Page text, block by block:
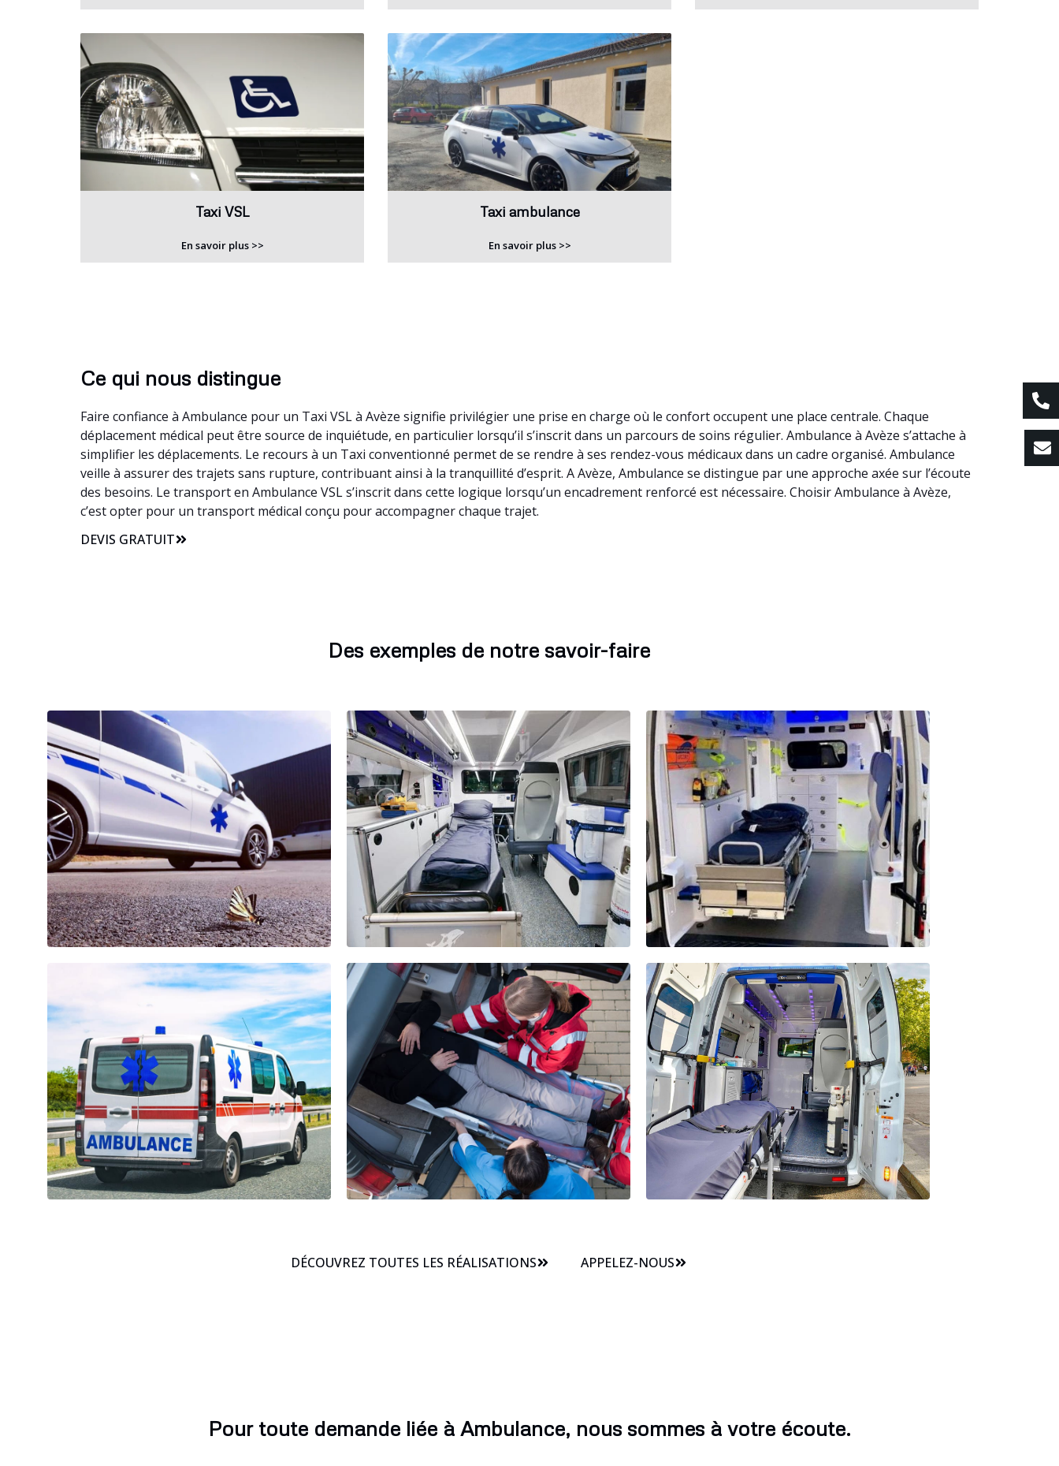
Taxi VSL
En savoir plus >>
Taxi ambulance
En savoir plus >>
Ce qui nous distingue
Faire confiance à Ambulance pour un Taxi VSL à Avèze signifie privilégier une prise en charge où le confort occupent une place centrale. Chaque
déplacement médical peut être source de inquiétude, en particulier lorsqu’il s’inscrit dans un parcours de soins régulier. Ambulance à Avèze s’attache à
simplifier les déplacements. Le recours à un Taxi conventionné permet de se rendre à ses rendez-vous médicaux dans un cadre organisé. Ambulance
veille à assurer des trajets sans rupture, contribuant ainsi à la tranquillité d’esprit. A Avèze, Ambulance se distingue par une approche axée sur l’écoute
des besoins. Le transport en Ambulance VSL s’inscrit dans cette logique lorsqu’un encadrement renforcé est nécessaire. Choisir Ambulance à Avèze,
c’est opter pour un transport médical conçu pour accompagner chaque trajet.
DEVIS GRATUIT
Des exemples de notre savoir-faire
DÉCOUVREZ TOUTES LES RÉALISATIONS APPELEZ-NOUS
Pour toute demande liée à Ambulance, nous sommes à votre écoute.